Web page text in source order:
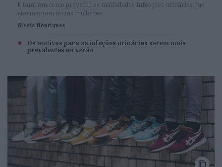
E também como prevenir as malfadadas infecções urinárias que
atormentam tantas mulheres.
Gisela Henriques
Os motivos para as infeções urinárias serem mais
prevalentes no verão